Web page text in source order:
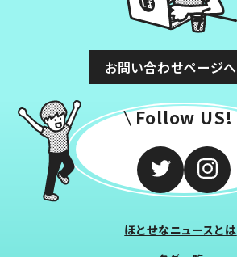
お問い合わせページへ
Follow US!
ほとせなニュースとは